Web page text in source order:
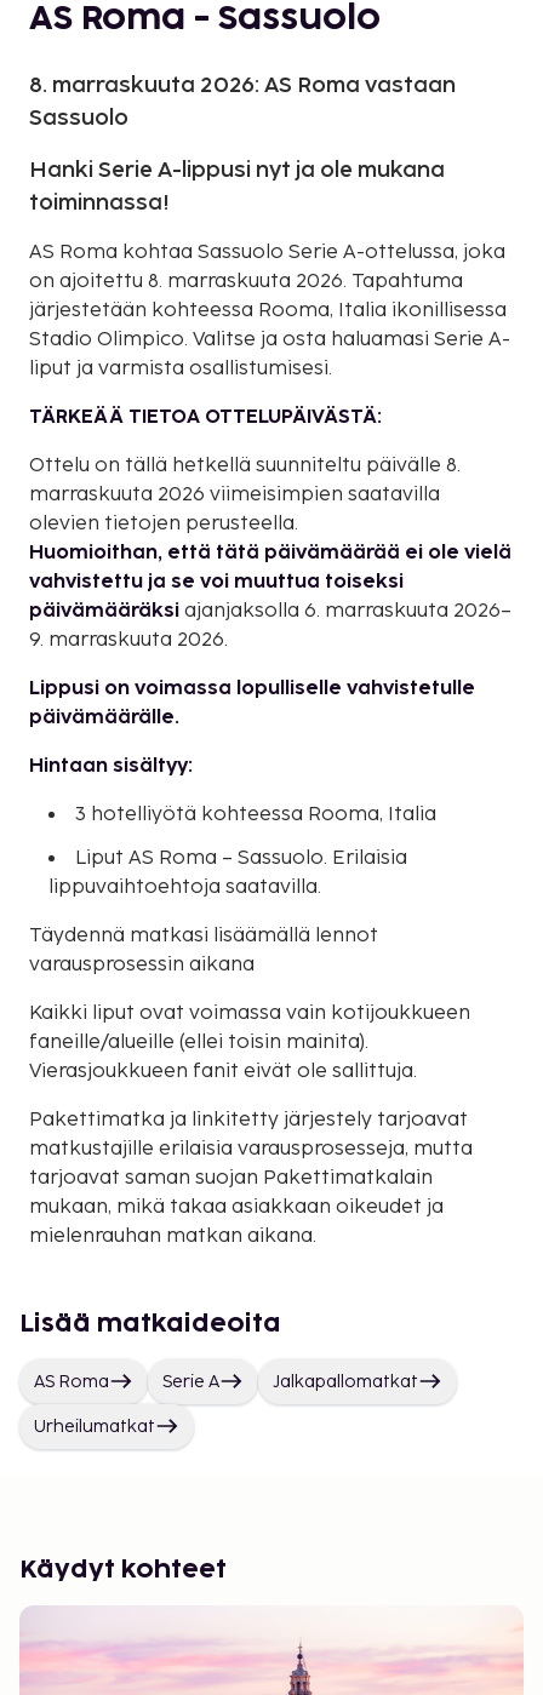
AS Roma - Sassuolo
8. marraskuuta 2026: AS Roma vastaan
Sassuolo
Hanki Serie A-lippusi nyt ja ole mukana
toiminnassa!
AS Roma kohtaa Sassuolo Serie A-ottelussa, joka
on ajoitettu 8. marraskuuta 2026. Tapahtuma
järjestetään kohteessa Rooma, Italia ikonillisessa
Stadio Olimpico. Valitse ja osta haluamasi Serie A-
liput ja varmista osallistumisesi.
TÄRKEÄÄ TIETOA OTTELUPÄIVÄSTÄ:
Ottelu on tällä hetkellä suunniteltu päivälle 8.
marraskuuta 2026 viimeisimpien saatavilla
olevien tietojen perusteella.
Huomioithan, että tätä päivämäärää ei ole vielä
vahvistettu ja se voi muuttua toiseksi
päivämääräksi ajanjaksolla 6. marraskuuta 2026–
9. marraskuuta 2026.
Lippusi on voimassa lopulliselle vahvistetulle
päivämäärälle.
Hintaan sisältyy:
3 hotelliyötä kohteessa Rooma, Italia
Liput AS Roma – Sassuolo. Erilaisia
lippuvaihtoehtoja saatavilla.
Täydennä matkasi lisäämällä lennot
varausprosessin aikana
Kaikki liput ovat voimassa vain kotijoukkueen
faneille/alueille (ellei toisin mainita).
Vierasjoukkueen fanit eivät ole sallittuja.
Pakettimatka ja linkitetty järjestely tarjoavat
matkustajille erilaisia varausprosesseja, mutta
tarjoavat saman suojan Pakettimatkalain
mukaan, mikä takaa asiakkaan oikeudet ja
mielenrauhan matkan aikana.
Lisää matkaideoita
AS Roma Serie A Jalkapallomatkat
Urheilumatkat
Käydyt kohteet